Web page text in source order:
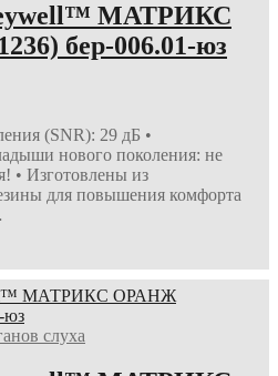
МАТРИКС
бер-006.01-юз
(SNR): 29 дБ •
нового поколения: не
• Изготовлены из
для повышения комфорта
слуха